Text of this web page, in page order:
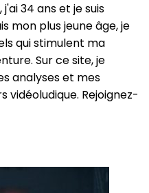
34 ans et je suis
mon plus jeune âge, je
qui stimulent ma
Sur ce site, je
analyses et mes
vidéoludique. Rejoignez-